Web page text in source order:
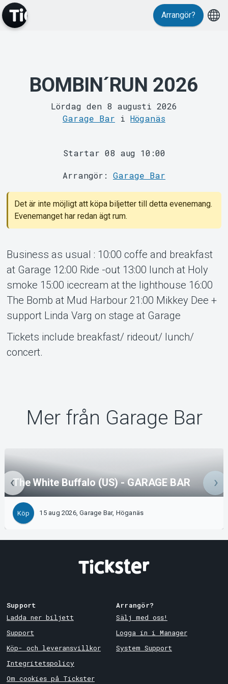
MyTickster
Support
Arrangör?
BOMBIN´RUN 2026
Lördag den 8 augusti 2026
Garage Bar i Höganäs
Startar 08 aug 10:00
Arrangör: Garage Bar
Det är inte möjligt att köpa biljetter till detta evenemang.
Evenemanget har redan ägt rum.
Business as usual : 10:00 coffe and breakfast
at Garage 12:00 Ride -out 13:00 lunch at Holy
smoke 15:00 icecream at the lighthouse 16:00
The Bomb at Mud Harbour 21:00 Mikkey Dee +
support Linda Varg on stage at Garage
Tickets include breakfast/ rideout/ lunch/
concert.
Mer från Garage Bar
The White Buffalo (US) - GARAGE BAR
Köp 15 aug 2026, Garage Bar, Höganäs
Support
Ladda ner biljett
Support
Köp- och leveransvillkor
Integritetspolicy
Om cookies på Tickster
Arrangör?
Sälj med oss!
Logga in i Manager
System Support